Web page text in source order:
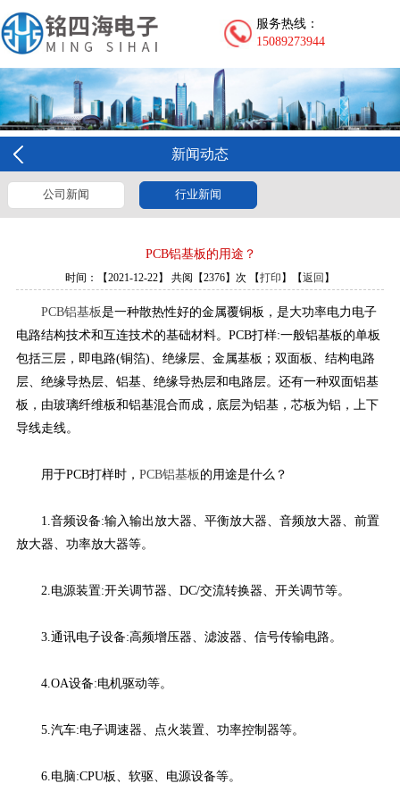
服务热线：
15089273944
新闻动态
公司新闻 行业新闻
PCB铝基板的用途？
时间：【2021-12-22】 共阅【2376】次 【打印】【返回】
PCB铝基板是一种散热性好的金属覆铜板，是大功率电力电子
电路结构技术和互连技术的基础材料。PCB打样:一般铝基板的单板
包括三层，即电路(铜箔)、绝缘层、金属基板；双面板、结构电路
层、绝缘导热层、铝基、绝缘导热层和电路层。还有一种双面铝基
板，由玻璃纤维板和铝基混合而成，底层为铝基，芯板为铝，上下
导线走线。
用于PCB打样时， PCB铝基板 的用途是什么？
1.音频设备:输入输出放大器、平衡放大器、音频放大器、前置
放大器、功率放大器等。
2.电源装置:开关调节器、DC/交流转换器、开关调节等。
3.通讯电子设备:高频增压器、滤波器、信号传输电路。
4.OA设备:电机驱动等。
5.汽车:电子调速器、点火装置、功率控制器等。
6.电脑:CPU板、软驱、电源设备等。